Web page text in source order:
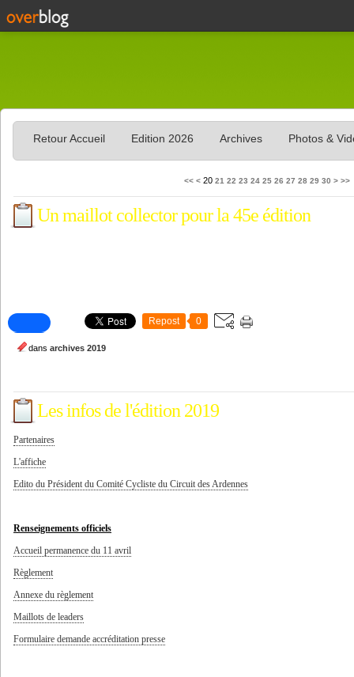
Retour Accueil Edition 2026 Archives Photos &
<< < 10
20 21 22 23 24 25 26 27 28 29 30 40
50
60
70
80
90
100
> >>
Un maillot collector pour la 45e édition
Repost 0
dans archives 2019
Les infos de l'édition 2019
Partenaires
L'affiche
Edito du Président du Comité Cycliste du Circuit des Ardennes
Renseignements officiels
Accueil permanence du 11 avril
Règlement
Annexe du règlement
Maillots de leaders
Formulaire demande accréditation presse